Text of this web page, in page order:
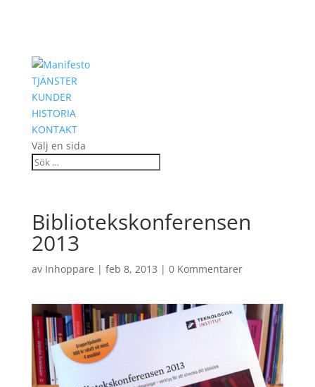
TJÄNSTER
KUNDER
HISTORIA
KONTAKT
Välj en sida
Bibliotekskonferensen
2013
av Inhoppare | feb 8, 2013 | 0 Kommentarer